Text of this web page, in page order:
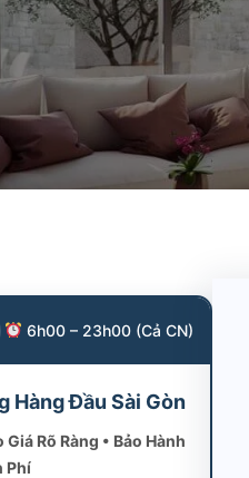
6h00 – 23h00 (Cả CN)
Hàng Đầu Sài Gòn
Rõ Ràng • Bảo Hành
Phí